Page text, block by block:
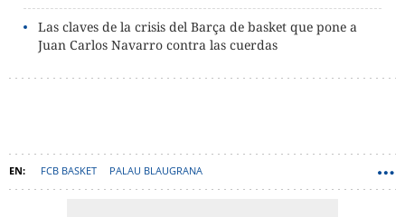
Las claves de la crisis del Barça de basket que pone a
Juan Carlos Navarro contra las cuerdas
FCB BASKET PALAU BLAUGRANA